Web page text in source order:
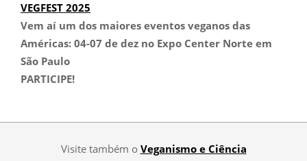
VEGFEST 2025
Vem aí um dos maiores eventos veganos das
Américas: 04-07 de dez no Expo Center Norte em
São Paulo
PARTICIPE!
Visite também o Veganismo e Ciência